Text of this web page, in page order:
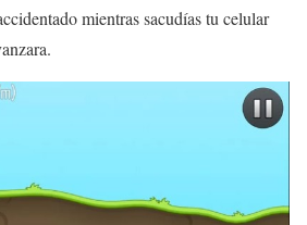
mientras sacudías tu celular